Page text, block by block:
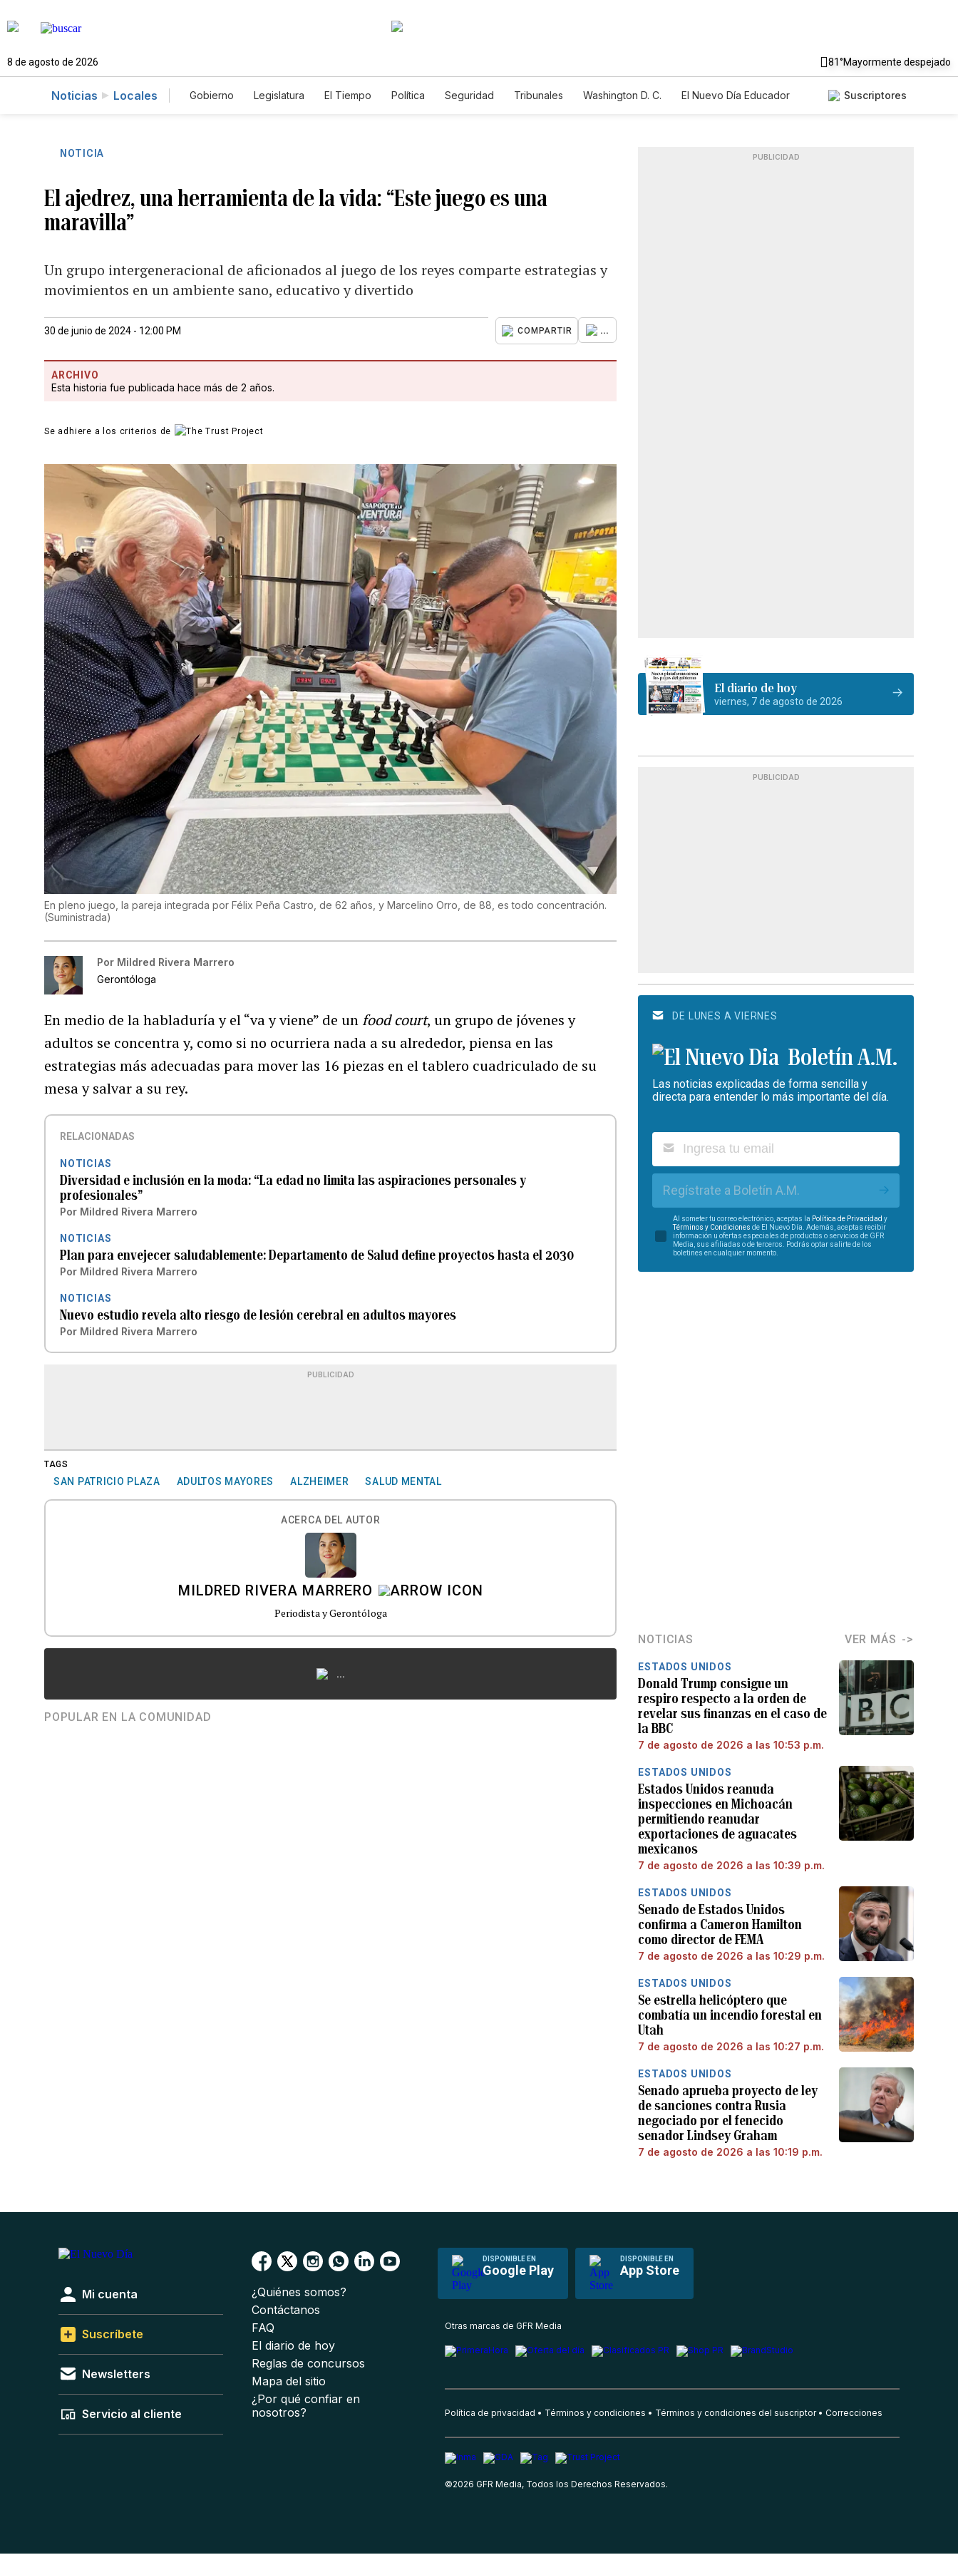
8 de agosto de 2026 81°Mayormente despejado
Noticias Locales Gobierno Legislatura El Tiempo Política Seguridad Tribunales Washington D. C.
El Nuevo Día Educador
Suscriptores
NOTICIA
El ajedrez, una herramienta de la vida: “Este juego es una
maravilla”
Un grupo intergeneracional de aficionados al juego de los reyes comparte estrategias y
movimientos en un ambiente sano, educativo y divertido
30 de junio de 2024 - 12:00 PM COMPARTIR ...
ARCHIVO
Esta historia fue publicada hace más de 2 años.
Se adhiere a los criterios de
En pleno juego, la pareja integrada por Félix Peña Castro, de 62 años, y Marcelino Orro, de 88, es todo concentración.
(Suministrada)
Por Mildred Rivera Marrero
Gerontóloga
En medio de la habladuría y el “va y viene” de un food court, un grupo de jóvenes y
adultos se concentra y, como si no ocurriera nada a su alrededor, piensa en las
estrategias más adecuadas para mover las 16 piezas en el tablero cuadriculado de su
mesa y salvar a su rey.
RELACIONADAS
NOTICIAS
Diversidad e inclusión en la moda: “La edad no limita las aspiraciones personales y
profesionales”
Por Mildred Rivera Marrero
NOTICIAS
Plan para envejecer saludablemente: Departamento de Salud define proyectos hasta el 2030
Por Mildred Rivera Marrero
NOTICIAS
Nuevo estudio revela alto riesgo de lesión cerebral en adultos mayores
Por Mildred Rivera Marrero
PUBLICIDAD
TAGS
SAN PATRICIO PLAZA ADULTOS MAYORES ALZHEIMER SALUD MENTAL
ACERCA DEL AUTOR
MILDRED RIVERA MARRERO
Periodista y Gerontóloga
...
POPULAR EN LA COMUNIDAD
PUBLICIDAD
El diario de hoy
viernes, 7 de agosto de 2026
PUBLICIDAD
DE LUNES A VIERNES
Boletín A.M.
Las noticias explicadas de forma sencilla y
directa para entender lo más importante del día.
Regístrate a Boletín A.M.
Al someter tu correo electrónico, aceptas la Política de Privacidad y
Términos y Condiciones de El Nuevo Día. Además, aceptas recibir
información u ofertas especiales de productos o servicios de GFR
Media, sus afiliadas o de terceros. Podrás optar salirte de los
boletines en cualquier momento.
NOTICIAS VER MÁS
ESTADOS UNIDOS
Donald Trump consigue un
respiro respecto a la orden de
revelar sus finanzas en el caso de
la BBC
7 de agosto de 2026 a las 10:53 p.m.
ESTADOS UNIDOS
Estados Unidos reanuda
inspecciones en Michoacán
permitiendo reanudar
exportaciones de aguacates
mexicanos
7 de agosto de 2026 a las 10:39 p.m.
ESTADOS UNIDOS
Senado de Estados Unidos
confirma a Cameron Hamilton
como director de FEMA
7 de agosto de 2026 a las 10:29 p.m.
ESTADOS UNIDOS
Se estrella helicóptero que
combatía un incendio forestal en
Utah
7 de agosto de 2026 a las 10:27 p.m.
ESTADOS UNIDOS
Senado aprueba proyecto de ley
de sanciones contra Rusia
negociado por el fenecido
senador Lindsey Graham
7 de agosto de 2026 a las 10:19 p.m.
DISPONIBLE EN
Google Play
DISPONIBLE EN
App Store
Mi cuenta
Suscríbete
Newsletters
Servicio al cliente
¿Quiénes somos?
Contáctanos
FAQ
El diario de hoy
Reglas de concursos
Mapa del sitio
¿Por qué confiar en
nosotros?
Otras marcas de GFR Media
Política de privacidad Términos y condiciones Términos y condiciones del suscriptor Correcciones
©2026 GFR Media, Todos los Derechos Reservados.